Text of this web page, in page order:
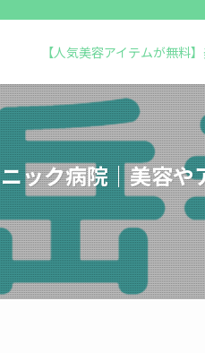
【人気美容アイテムが無料
ック病院｜美容